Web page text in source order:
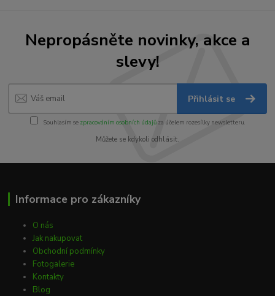
Nepropásněte novinky, akce a
slevy!
Přihlásit se
Souhlasím se zpracováním osobních údajůza účelem rozesílky newsletteru.
Můžete se kdykoli odhlásit.
Informace pro zákazníky
O nás
Jak nakupovat
Obchodní podmínky
Fotogalerie
Kontakty
Blog